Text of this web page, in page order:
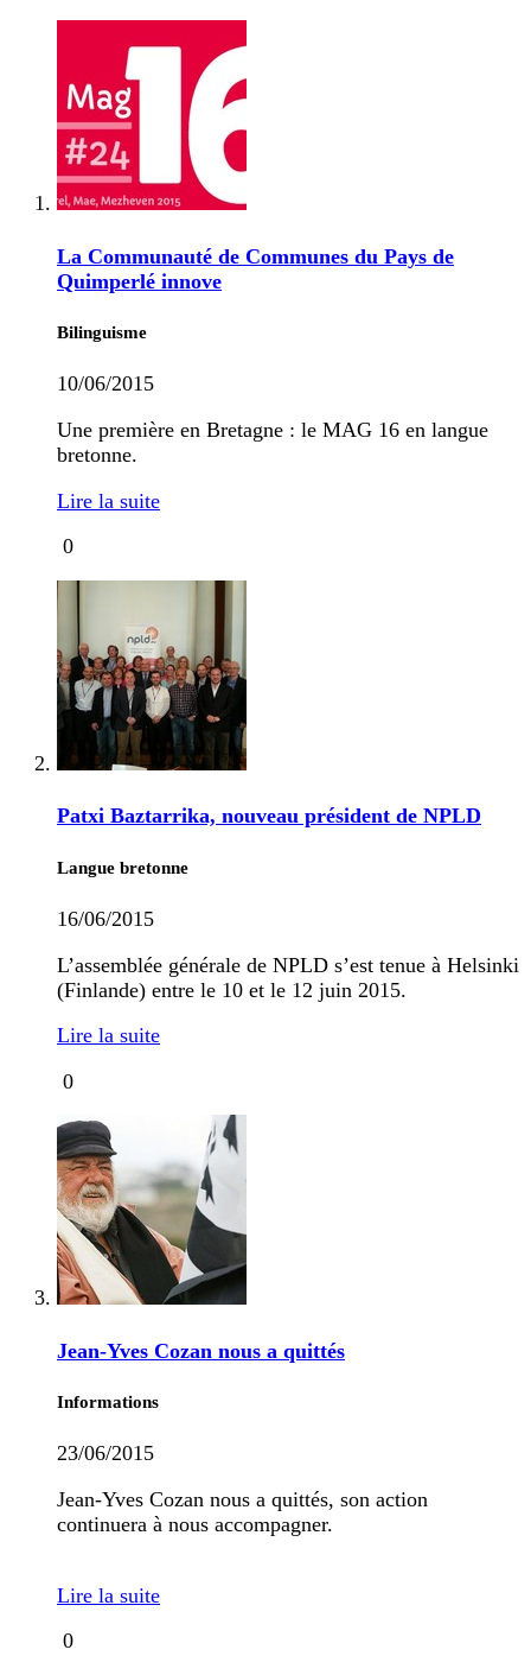
La Communauté de Communes du Pays de
Quimperlé innove
Bilinguisme
10/06/2015
Une première en Bretagne : le MAG 16 en langue
bretonne.
Lire la suite
0
Patxi Baztarrika, nouveau président de NPLD
Langue bretonne
16/06/2015
L’assemblée générale de NPLD s’est tenue à Helsinki
(Finlande) entre le 10 et le 12 juin 2015.
Lire la suite
0
Jean-Yves Cozan nous a quittés
Informations
23/06/2015
Jean-Yves Cozan nous a quittés, son action
continuera à nous accompagner.
Lire la suite
0